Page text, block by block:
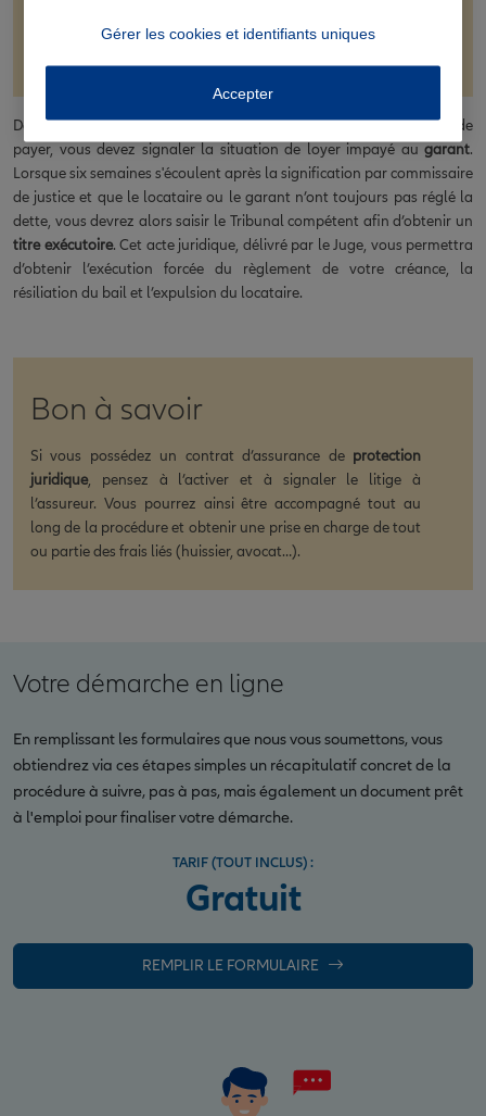
de justice. Elle ne permet cependant pas d’obtenir
Dans un délai de 15 jours après la délivrance du commandement de
payer, vous devez signaler la situation de loyer impayé au garant.
Lorsque six semaines s'écoulent après la signification par commissaire
de justice et que le locataire ou le garant n’ont toujours pas réglé la
dette, vous devrez alors saisir le Tribunal compétent afin d’obtenir un
titre exécutoire. Cet acte juridique, délivré par le Juge, vous permettra
d’obtenir l’exécution forcée du règlement de votre créance, la
résiliation du bail et l’expulsion du locataire.
Bon à savoir
Si vous possédez un contrat d’assurance de protection
juridique, pensez à l’activer et à signaler le litige à
l’assureur. Vous pourrez ainsi être accompagné tout au
long de la procédure et obtenir une prise en charge de tout
ou partie des frais liés (huissier, avocat…).
Votre démarche en ligne
En remplissant les formulaires que nous vous soumettons, vous
obtiendrez via ces étapes simples un récapitulatif concret de la
procédure à suivre, pas à pas, mais également un document prêt
à l'emploi pour finaliser votre démarche.
TARIF (TOUT INCLUS) :
Gratuit
REMPLIR LE FORMULAIRE
Gérer les cookies et identifiants uniques
Accepter